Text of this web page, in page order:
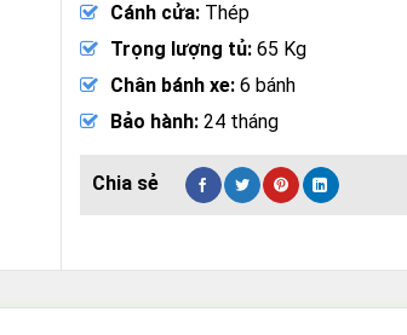
Cánh cửa: Thép
Trọng lượng tủ: 65 Kg
Chân bánh xe: 6 bánh
Bảo hành: 24 tháng